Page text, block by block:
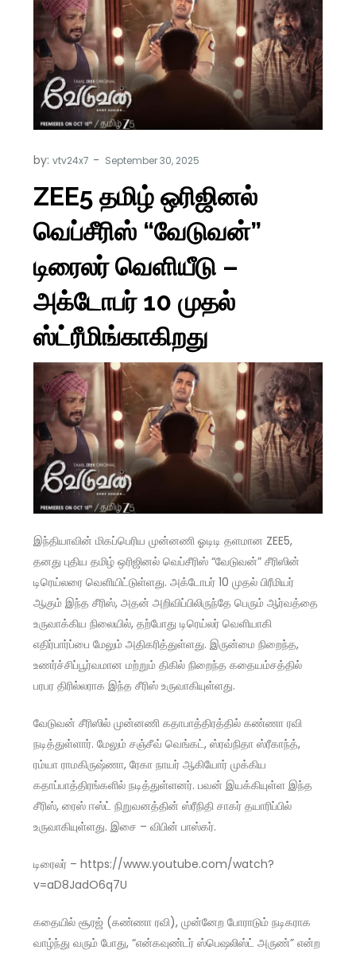
by:vtv24x7
ZEE5 தமிழ் ஒரிஜினல்
வெப்சீரிஸ் “வேடுவன்”
டிரைலர் வெளியீடு –
அக்டோபர் 10 முதல்
ஸ்ட்ரீமிங்காகிறது
இந்தியாவின் மிகப்பெரிய முன்னணி ஓடிடி தளமான ZEE5,
தனது புதிய தமிழ் ஒரிஜினல் வெப்சீரிஸ் “வேடுவன்” சீரிஸின்
டிரெய்லரை வெளியிட்டுள்ளது. அக்டோபர் 10 முதல் பிரீமியர்
ஆகும் இந்த சீரிஸ், அதன் அறிவிப்பிலிருந்தே பெரும் ஆர்வத்தை
உருவாக்கிய நிலையில், தற்போது டிரெய்லர் வெளியாகி
எதிர்பார்ப்பை மேலும் அதிகரித்துள்ளது. இருன்மை நிறைந்த,
உணர்ச்சிப்பூர்வமான மற்றும் திகில் நிறைந்த கதையம்சத்தில்
பரபர திரில்லராக இந்த சீரிஸ் உருவாகியுள்ளது.
வேடுவன் சீரிஸில் முன்னணி கதாபாத்திரத்தில் கண்ணா ரவி
நடித்துள்ளார். மேலும் சஞ்சீவ் வெங்கட், ஸ்ரவ்நிதா ஸ்ரீகாந்த்,
ரம்யா ராமகிருஷ்ணா, ரேகா நாயர் ஆகியோர் முக்கிய
கதாப்பாத்திரங்களில் நடித்துள்ளனர். பவன் இயக்கியுள்ள இந்த
சீரிஸ், ரைஸ் ஈஸ்ட் நிறுவனத்தின் ஸ்ரீநிதி சாகர் தயாரிப்பில்
உருவாகியுள்ளது. இசை – விபின் பாஸ்கர்.
டிரைலர் – https://www.youtube.com/watch?
v=aD8JadO6q7U
கதையில் சூரஜ் (கண்ணா ரவி), முன்னேற போராடும் நடிகராக
வாழ்ந்து வரும் போது, “என்கவுண்டர் ஸ்பெஷலிஸ்ட் அருண்” என்ற